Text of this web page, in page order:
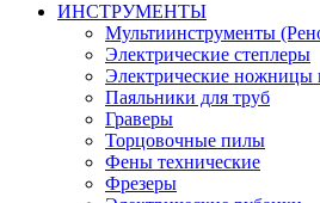
ИНСТРУМЕНТЫ
Мультиинструменты
Электрические степлеры
Электрические ножницы
Паяльники для труб
Граверы
Торцовочные пилы
Фены технические
Фрезеры